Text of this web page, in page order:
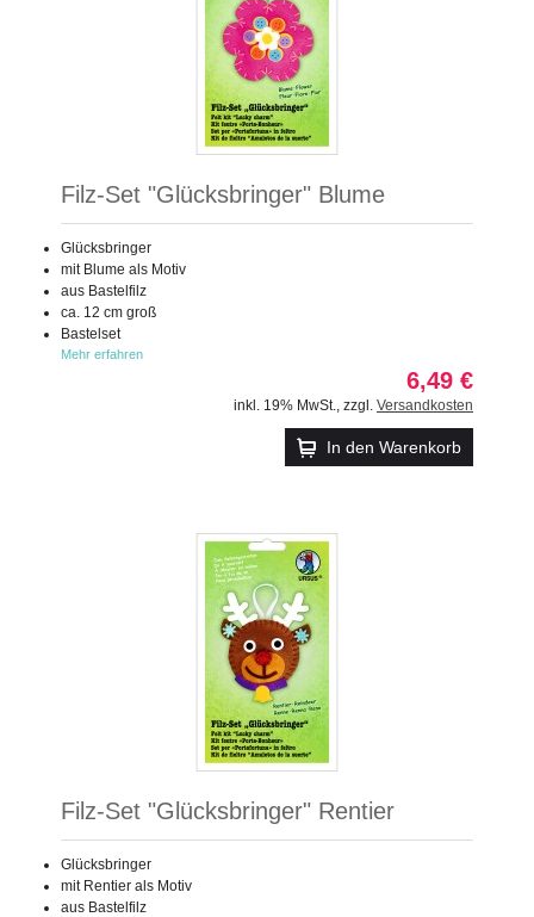
Filz-Set "Glücksbringer" Blume
Glücksbringer
mit Blume als Motiv
aus Bastelfilz
ca. 12 cm groß
Bastelset
Mehr erfahren
6,49 €
inkl. 19% MwSt. zzgl. Versandkosten
In den Warenkorb
Filz-Set "Glücksbringer" Rentier
Glücksbringer
mit Rentier als Motiv
aus Bastelfilz